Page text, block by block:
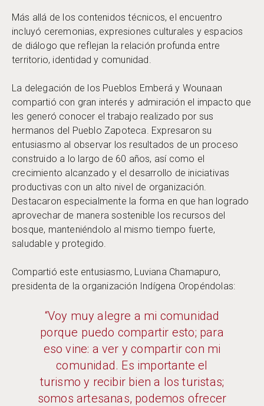
Más allá de los contenidos técnicos, el encuentro
incluyó ceremonias, expresiones culturales y espacios
de diálogo que reflejan la relación profunda entre
territorio, identidad y comunidad.
La delegación de los Pueblos Emberá y Wounaan
compartió con gran interés y admiración el impacto que
les generó conocer el trabajo realizado por sus
hermanos del Pueblo Zapoteca. Expresaron su
entusiasmo al observar los resultados de un proceso
construido a lo largo de 60 años, así como el
crecimiento alcanzado y el desarrollo de iniciativas
productivas con un alto nivel de organización.
Destacaron especialmente la forma en que han logrado
aprovechar de manera sostenible los recursos del
bosque, manteniéndolo al mismo tiempo fuerte,
saludable y protegido.
Compartió este entusiasmo, Luviana Chamapuro,
presidenta de la organización Indígena Oropéndolas:
“Voy muy alegre a mi comunidad
porque puedo compartir esto; para
eso vine: a ver y compartir con mi
comunidad. Es importante el
turismo y recibir bien a los turistas;
somos artesanas, podemos ofrecer